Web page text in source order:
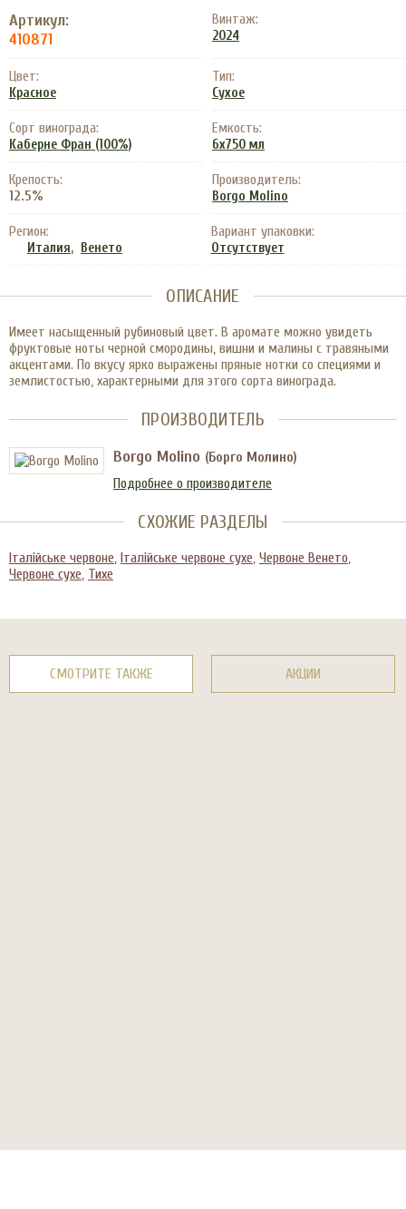
Артикул:
410871
Винтаж:
2024
Цвет:
Красное
Тип:
Сухое
Сорт винограда:
Каберне Фран (100%)
Емкость:
6x750 мл
Крепость:
12.5%
Производитель:
Borgo Molino
Регион:
Италия, Венето
Вариант упаковки:
Отсутствует
ОПИСАНИЕ
Имеет насыщенный рубиновый цвет. В аромате можно увидеть
фруктовые ноты черной смородины, вишни и малины с травяными
акцентами. По вкусу ярко выражены пряные нотки со специями и
землистостью, характерными для этого сорта винограда.
ПРОИЗВОДИТЕЛЬ
Borgo Molino (Борго Молино)
Подробнее о производителе
СХОЖИЕ РАЗДЕЛЫ
Італійське червоне, Італійське червоне сухе, Червоне Венето,
Червоне сухе, Тихе
СМОТРИТЕ ТАКЖЕ АКЦИИ